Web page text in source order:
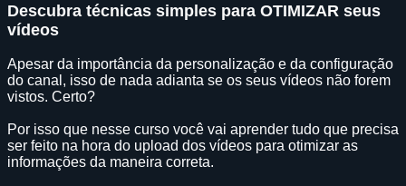
Descubra técnicas simples para OTIMIZAR seus
vídeos
Apesar da importância da personalização e da configuração
do canal, isso de nada adianta se os seus vídeos não forem
vistos. Certo?
Por isso que nesse curso você vai aprender tudo que precisa
ser feito na hora do upload dos vídeos para otimizar as
informações da maneira correta.